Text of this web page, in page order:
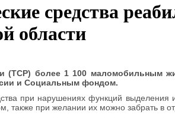
средства
области
(ТСР) более 1 100 маломобильным
и Социальным фондом.
при нарушениях функций выделения
также при желании их можно забрать в